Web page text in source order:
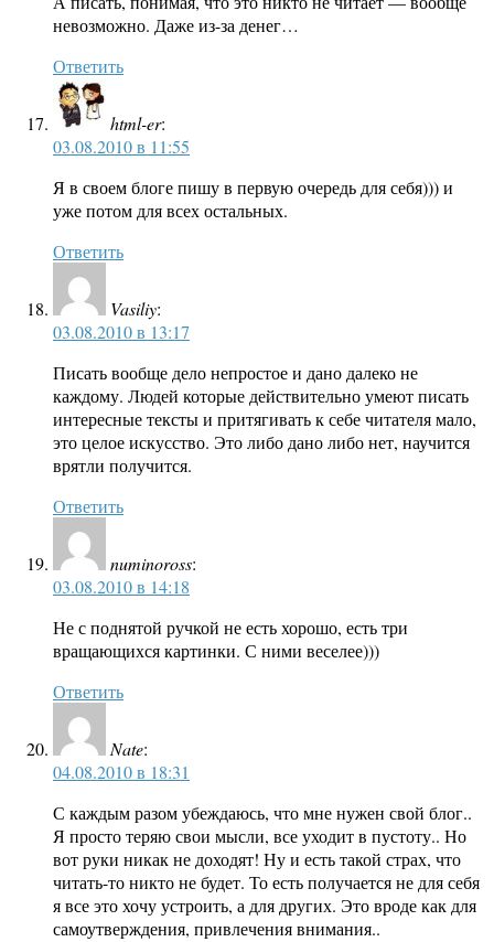
невозможно. Даже из-за денег…
Ответить
html-er:
03.08.2010 в 11:55
Я в своем блоге пишу в первую очередь для себя))) и
уже потом для всех остальных.
Ответить
Vasiliy:
03.08.2010 в 13:17
Писать вообще дело непростое и дано далеко не
каждому. Людей которые действительно умеют писать
интересные тексты и притягивать к себе читателя мало,
это целое искусство. Это либо дано либо нет, научится
врятли получится.
Ответить
numinoross:
03.08.2010 в 14:18
Не с поднятой ручкой не есть хорошо, есть три
вращающихся картинки. С ними веселее)))
Ответить
Nate:
04.08.2010 в 18:31
С каждым разом убеждаюсь, что мне нужен свой блог..
Я просто теряю свои мысли, все уходит в пустоту.. Но
вот руки никак не доходят! Ну и есть такой страх, что
читать-то никто не будет. То есть получается не для себя
я все это хочу устроить, а для других. Это вроде как для
самоутверждения, привлечения внимания..